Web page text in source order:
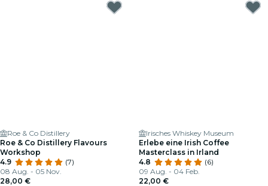
Roe & Co Distillery
Roe & Co Distillery Flavours
Workshop
4.9
(7)
08 Aug. - 05 Nov.
28,00 €
Irisches Whiskey Museum
Erlebe eine Irish Coffee
Masterclass in Irland
4.8
(6)
09 Aug. - 04 Feb.
22,00 €